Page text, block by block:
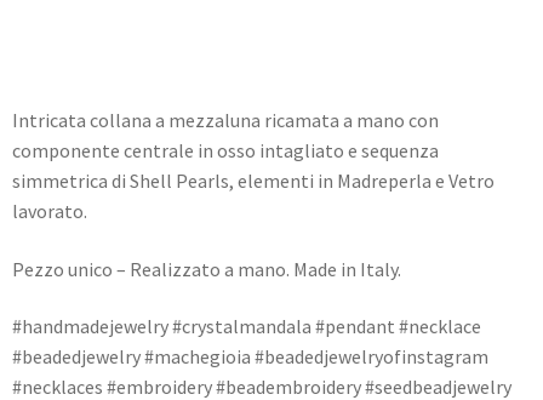
Intricata collana a mezzaluna ricamata a mano con
componente centrale in osso intagliato e sequenza
simmetrica di Shell Pearls, elementi in Madreperla e Vetro
lavorato.
Pezzo unico – Realizzato a mano. Made in Italy.
#handmadejewelry #crystalmandala #pendant #necklace
#beadedjewelry #machegioia #beadedjewelryofinstagram
#necklaces #embroidery #beadembroidery #seedbeadjewelry